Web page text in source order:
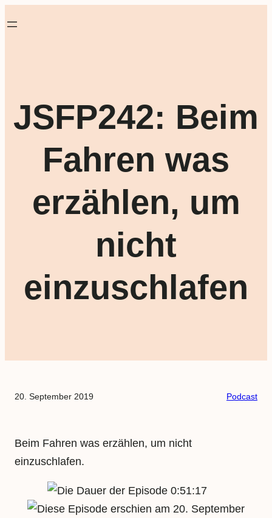
JSFP242: Beim
Fahren was
erzählen, um
nicht
einzuschlafen
20. September 2019 Podcast
Beim Fahren was erzählen, um nicht
einzuschlafen.
0:51:17
20. September